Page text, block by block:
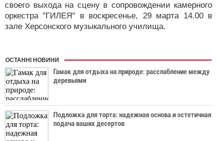
своего выхода на сцену в сопровождении камерного
оркестра "ГИЛЕЯ" в воскресенье, 29 марта 14.00 в
зале Херсонского музыкального училища.
ОСТАННІ НОВИНИ
Гамак для отдыха на природе: расслабление между
деревьями
Подложка для торта: надежная основа и эстетичная
подача ваших десертов